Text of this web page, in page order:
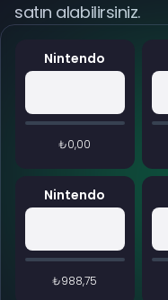
Nintendo
₺0,00
Nintendo
₺988,75
satın alabilirsiniz.